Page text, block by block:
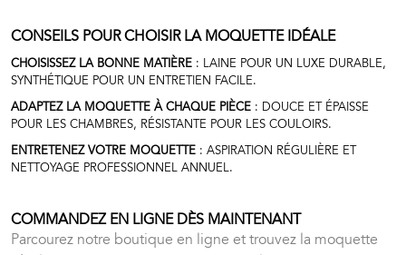
CONSEILS POUR CHOISIR LA MOQUETTE IDÉALE
CHOISISSEZ LA BONNE MATIÈRE : LAINE POUR UN LUXE DURABLE,
SYNTHÉTIQUE POUR UN ENTRETIEN FACILE.
ADAPTEZ LA MOQUETTE À CHAQUE PIÈCE : DOUCE ET ÉPAISSE
POUR LES CHAMBRES, RÉSISTANTE POUR LES COULOIRS.
ENTRETENEZ VOTRE MOQUETTE : ASPIRATION RÉGULIÈRE ET
NETTOYAGE PROFESSIONNEL ANNUEL.
COMMANDEZ EN LIGNE DÈS MAINTENANT
Parcourez notre boutique en ligne et trouvez la moquette